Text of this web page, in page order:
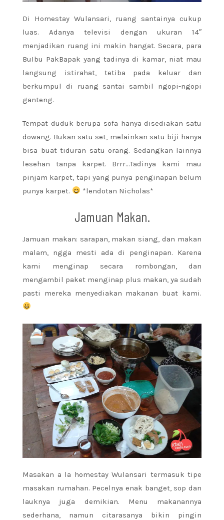
Di Homestay Wulansari, ruang santainya cukup
luas. Adanya televisi dengan ukuran 14″
menjadikan ruang ini makin hangat. Secara, para
BuIbu PakBapak yang tadinya di kamar, niat mau
langsung istirahat, tetiba pada keluar dan
berkumpul di ruang santai sambil ngopi-ngopi
ganteng.
Tempat duduk berupa sofa hanya disediakan satu
dowang. Bukan satu set, melainkan satu biji hanya
bisa buat tiduran satu orang. Sedangkan lainnya
lesehan tanpa karpet. Brrr…Tadinya kami mau
pinjam karpet, tapi yang punya penginapan belum
punya karpet.
*lendotan Nicholas*
Jamuan Makan.
Jamuan makan: sarapan, makan siang, dan makan
malam, ngga mesti ada di penginapan. Karena
kami menginap secara rombongan, dan
mengambil paket menginap plus makan, ya sudah
pasti mereka menyediakan makanan buat kami.
Masakan a la homestay Wulansari termasuk tipe
masakan rumahan. Pecelnya enak banget, sop dan
lauknya juga demikian. Menu makanannya
sederhana, namun citarasanya bikin pingin